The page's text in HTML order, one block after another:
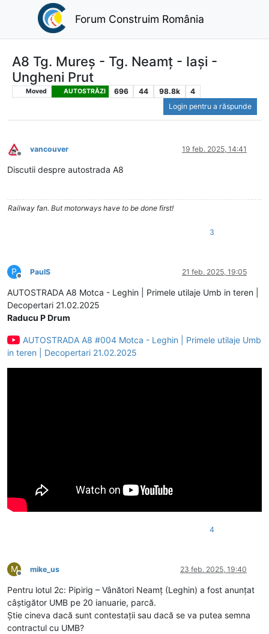
Forum Construim România
A8 Tg. Mureș - Tg. Neamț - Iași -
Ungheni Prut
Moved AUTOSTRĂZI 696 44 98.8k
4
Login pentru a răspunde
Deconectat
vancouver 19 feb. 2025, 14:41
Discutii despre autostrada A8
Railway fan. But motorways have to be done first!
3
P
Deconectat
PaulS 21 feb. 2025, 19:05
AUTOSTRADA A8 Motca - Leghin | Primele utilaje Umb in teren |
Decopertari 21.02.2025
Raducu P Drum
AUTOSTRADA A8 #004 Motca - Leghin | Primele utilaje Umb
in teren | Decopertari 21.02.2025
4
M
Deconectat
mike_us 23 feb. 2025, 19:40
Pentru lotul 2c: Pipirig – Vânători Neamț (Leghin) a fost anunțat
câștigător UMB pe 20 ianuarie, parcă.
Știe cineva dacă sunt contestații sau dacă se va putea semna
contractul cu UMB?